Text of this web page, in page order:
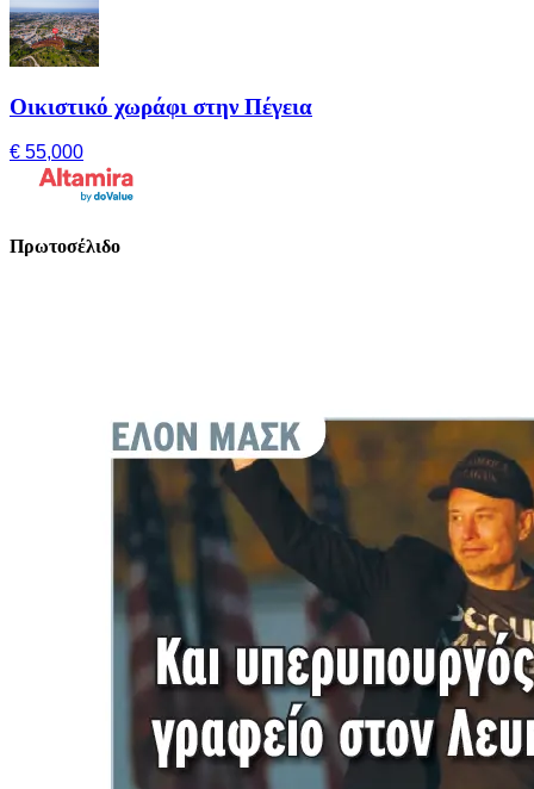
Οικιστικό χωράφι στην Πέγεια
€ 55,000
Πρωτοσέλιδο